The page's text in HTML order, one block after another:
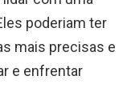
poderiam ter
mais precisas e
e enfrentar